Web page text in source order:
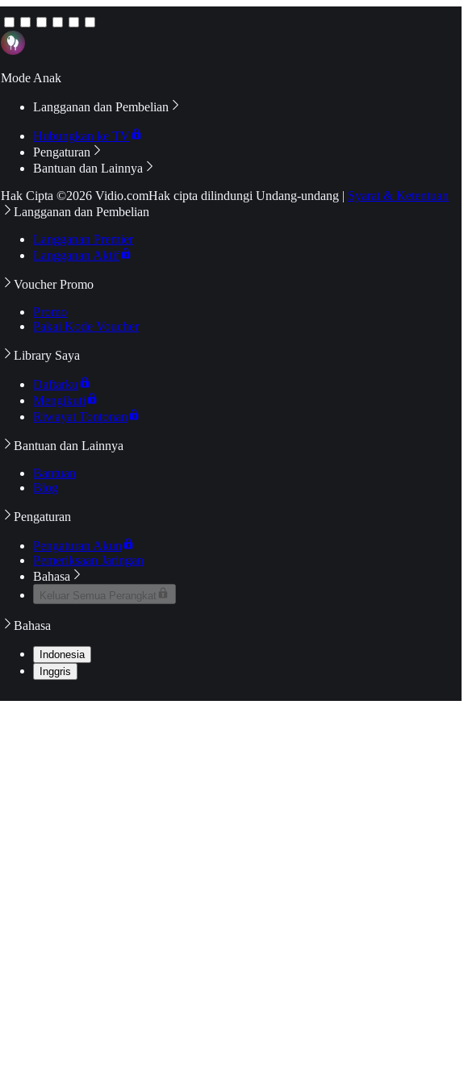
Mode Anak
Langganan dan Pembelian
Hubungkan ke TV
Pengaturan
Bantuan dan Lainnya
Hak Cipta ©2026 Vidio.comHak cipta dilindungi Undang-undang | Syarat & Ketentuan
Langganan dan Pembelian
Langganan Premier
Langganan Aktif
Voucher Promo
Promo
Pakai Kode Voucher
Library Saya
Daftarku
Mengikuti
Riwayat Tontonan
Bantuan dan Lainnya
Bantuan
Blog
Pengaturan
Pengaturan Akun
Pemeriksaan Jaringan
Bahasa
Keluar Semua Perangkat
Bahasa
Indonesia
Inggris